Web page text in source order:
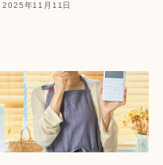
2025年11月11日